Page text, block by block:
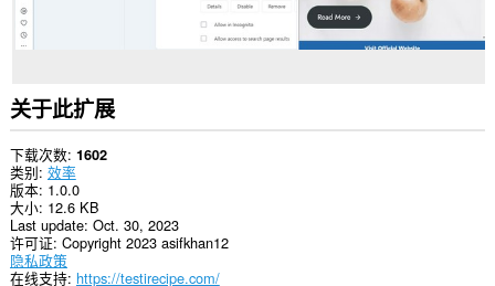
关于此扩展
下载次数 1602
类别 效率
版本 1.0.0
大小 12.6 KB
Last update Oct. 30, 2023
许可证 Copyright 2023 asifkhan12
隐私政策
在线支持 https://testirecipe.com/